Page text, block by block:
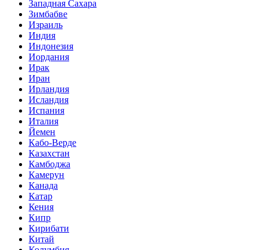
Западная Сахара
Зимбабве
Израиль
Индия
Индонезия
Иордания
Ирак
Иран
Ирландия
Исландия
Испания
Италия
Йемен
Кабо-Верде
Казахстан
Камбоджа
Камерун
Канада
Катар
Кения
Кипр
Кирибати
Китай